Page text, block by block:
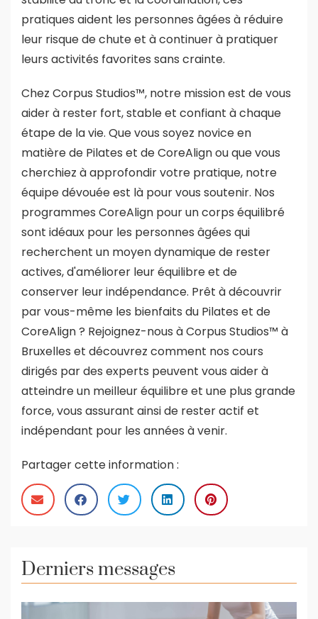
pratiques aident les personnes âgées à réduire
leur risque de chute et à continuer à pratiquer
leurs activités favorites sans crainte.
Chez Corpus Studios™, notre mission est de vous
aider à rester fort, stable et confiant à chaque
étape de la vie. Que vous soyez novice en
matière de Pilates et de CoreAlign ou que vous
cherchiez à approfondir votre pratique, notre
équipe dévouée est là pour vous soutenir. Nos
programmes CoreAlign pour un corps équilibré
sont idéaux pour les personnes âgées qui
recherchent un moyen dynamique de rester
actives, d'améliorer leur équilibre et de
conserver leur indépendance. Prêt à découvrir
par vous-même les bienfaits du Pilates et de
CoreAlign ? Rejoignez-nous à Corpus Studios™ à
Bruxelles et découvrez comment nos cours
dirigés par des experts peuvent vous aider à
atteindre un meilleur équilibre et une plus grande
force, vous assurant ainsi de rester actif et
indépendant pour les années à venir.
Partager cette information :
Derniers messages